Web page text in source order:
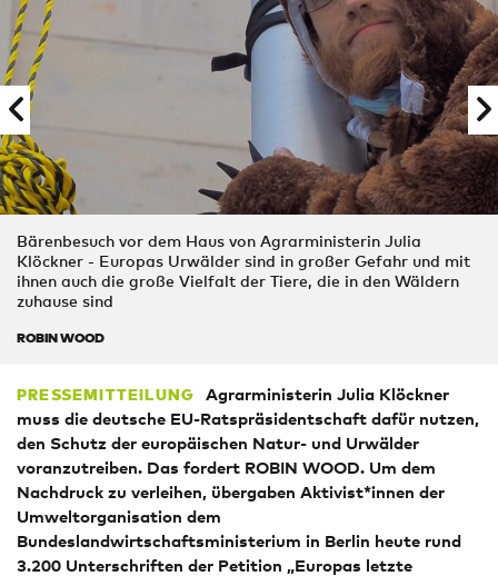
Bärenbesuch vor dem Haus von Agrarministerin Julia
Klöckner - Europas Urwälder sind in großer Gefahr und mit
ihnen auch die große Vielfalt der Tiere, die in den Wäldern
zuhause sind
ROBIN WOOD
PRESSEMITTEILUNG
Agrarministerin Julia Klöckner
muss die deutsche EU-Ratspräsidentschaft dafür nutzen,
den Schutz der europäischen Natur- und Urwälder
voranzutreiben. Das fordert ROBIN WOOD. Um dem
Nachdruck zu verleihen, übergaben Aktivist*innen der
Umweltorganisation dem
Bundeslandwirtschaftsministerium in Berlin heute rund
3.200 Unterschriften der Petition „Europas letzte